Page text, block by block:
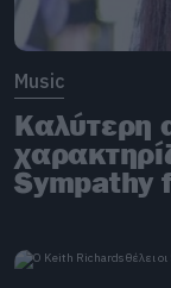
Music
Καλύτερη
Sympathy